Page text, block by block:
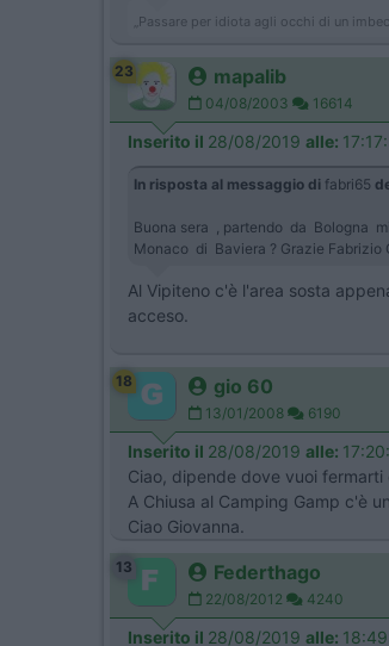
„Passare per idiota agli occhi di un
23 mapalib
04/08/2003 16614
Inserito il 28/08/2019 alle:
In risposta al messaggio di fabri65
Buona sera , partendo da Bologna
Monaco di Baviera ? Grazie Fabrizio
Al Vipiteno c'è l'area sosta
acceso.
18 gio 60
13/01/2008 6190
Inserito il 28/08/2019 alle:
Ciao, dipende dove vuoi
A Chiusa al Camping Gamp c'è
Ciao Giovanna.
13 Federthago
22/08/2012 4240
Inserito il 28/08/2019 alle: